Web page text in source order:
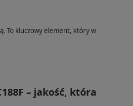
To kluczowy element, który w
– jakość, która